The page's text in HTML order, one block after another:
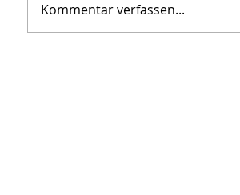
Kommentar verfassen...